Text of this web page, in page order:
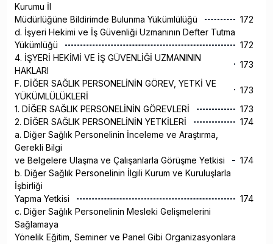
Kurumu İl
Müdürlüğüne Bildirimde Bulunma Yükümlülüğü
172
d. İşyeri Hekimi ve İş Güvenliği Uzmanının Defter Tutma
Yükümlüğü
172
4. İŞYERİ HEKİMİ VE İŞ GÜVENLİĞİ UZMANININ
HAKLARI
173
F. DİĞER SAĞLIK PERSONELİNİN GÖREV, YETKİ VE
YÜKÜMLÜLÜKLERİ
173
1. DİĞER SAĞLIK PERSONELİNİN GÖREVLERİ
173
2. DİĞER SAĞLIK PERSONELİNİN YETKİLERİ
174
a. Diğer Sağlık Personelinin İnceleme ve Araştırma,
Gerekli Bilgi
ve Belgelere Ulaşma ve Çalışanlarla Görüşme Yetkisi
174
b. Diğer Sağlık Personelinin İlgili Kurum ve Kuruluşlarla
İşbirliği
Yapma Yetkisi
174
c. Diğer Sağlık Personelinin Mesleki Gelişmelerini
Sağlamaya
Yönelik Eğitim, Seminer ve Panel Gibi Organizasyonlara